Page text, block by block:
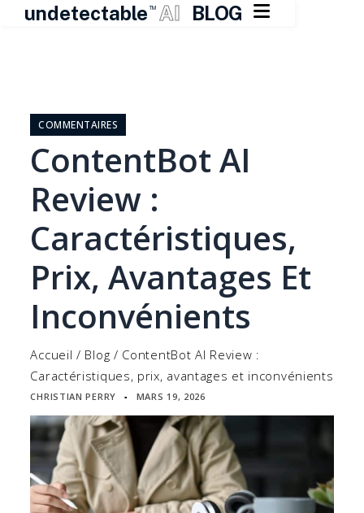
undetectable TM AI BLOG 
contentCOMMENTAIRES
ContentBot AI
Review :
Caractéristiques,
Prix, Avantages Et
Inconvénients
Accueil / Blog / ContentBot AI Review :
Caractéristiques, prix, avantages et inconvénients
CHRISTIAN PERRY ▪ MARS 19, 2026